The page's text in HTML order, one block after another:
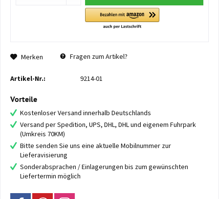
Merken Fragen zum Artikel?
Artikel-Nr.: 9214-01
Vorteile
Kostenloser Versand innerhalb Deutschlands
Versand per Spedition, UPS, DHL, DHL und eigenem Fuhrpark
(Umkreis 70KM)
Bitte senden Sie uns eine aktuelle Mobilnummer zur
Lieferavisierung
Sonderabsprachen / Einlagerungen bis zum gewünschten
Liefertermin möglich